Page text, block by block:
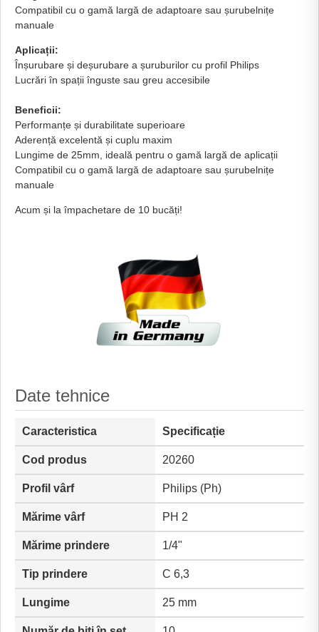
Compatibil cu o gamă largă de adaptoare sau șurubelnițe
manuale
Aplicații:
Înșurubare și deșurubare a șuruburilor cu profil Philips
Lucrări în spații înguste sau greu accesibile
Beneficii:
Performanțe și durabilitate superioare
Aderență excelentă și cuplu maxim
Lungime de 25mm, ideală pentru o gamă largă de aplicații
Compatibil cu o gamă largă de adaptoare sau șurubelnițe
manuale
Acum și la împachetare de 10 bucăți!
Date tehnice
Caracteristica Specificație
Cod produs 20260
Profil vârf Philips (Ph)
Mărime vârf PH 2
Mărime prindere 1/4"
Tip prindere C 6,3
Lungime 25 mm